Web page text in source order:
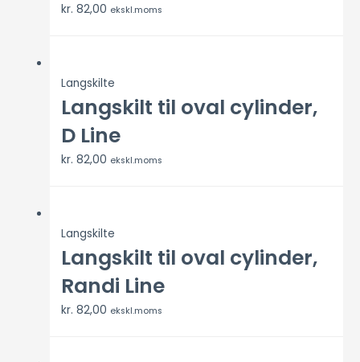
kr. 82,00 ekskl.moms
Langskilte
Langskilt til oval cylinder,
D Line
kr. 82,00 ekskl.moms
Langskilte
Langskilt til oval cylinder,
Randi Line
kr. 82,00 ekskl.moms